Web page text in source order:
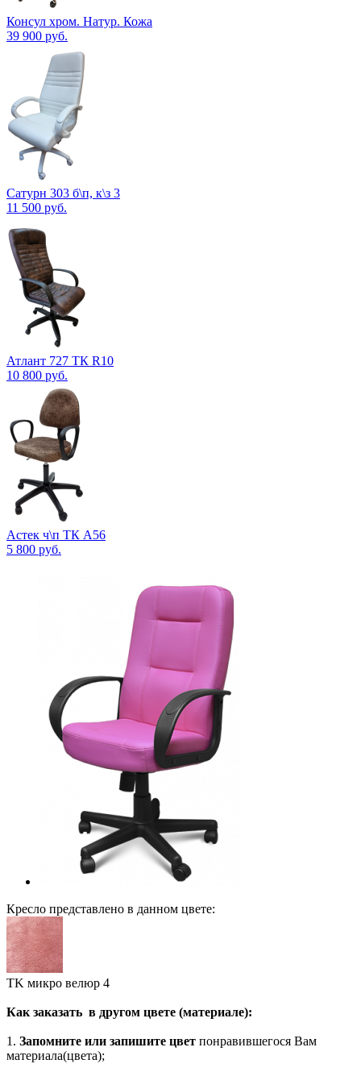
Консул хром. Натур. Кожа
39 900 руб.
Сатурн 303 б\п, к\з 3
11 500 руб.
Атлант 727 ТК R10
10 800 руб.
Астек ч\п ТК А56
5 800 руб.
Кресло представлено в данном цвете:
ТK микро велюр 4
Как заказать в другом цвете (материале):
1. Запомните или запишите цвет понравившегося Вам
материала(цвета);